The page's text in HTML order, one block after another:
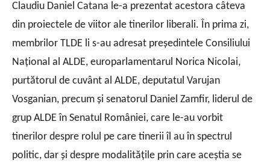
Claudiu Daniel Catana le-a prezentat acestora câteva
din proiectele de viitor ale tinerilor liberali. În prima zi,
membrilor TLDE li s-au adresat președintele Consiliului
Național al ALDE, europarlamentarul Norica Nicolai,
purtătorul de cuvânt al ALDE, deputatul Varujan
Vosganian, precum și senatorul Daniel Zamfir, liderul de
grup ALDE în Senatul României, care le-au vorbit
tinerilor despre rolul pe care tinerii îl au în spectrul
politic, dar și despre modalitățile prin care aceștia se